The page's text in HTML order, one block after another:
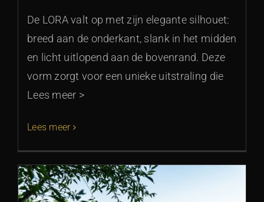
De LORA valt op met zijn elegante silhouet:
breed aan de onderkant, slank in het midden
en licht uitlopend aan de bovenrand. Deze
vorm zorgt voor een unieke uitstraling die
Lees meer >
Lees meer